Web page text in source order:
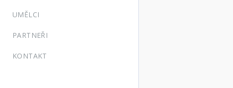
UMĚLCI
PARTNEŘI
KONTAKT